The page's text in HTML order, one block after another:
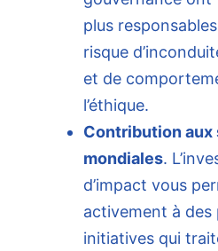
plus
risque
et de
l’éthique.
Contribution aux
mondiales.
d’impact vous
activement à des
initiatives qui